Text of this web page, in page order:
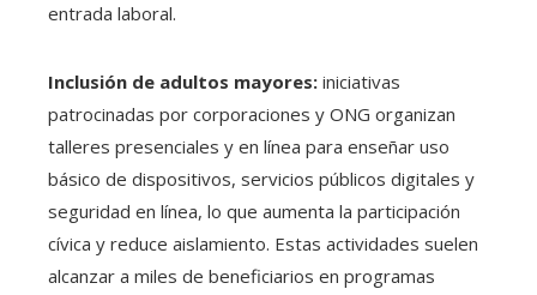
entrada laboral.
Inclusión de adultos mayores: iniciativas
patrocinadas por corporaciones y ONG organizan
talleres presenciales y en línea para enseñar uso
básico de dispositivos, servicios públicos digitales y
seguridad en línea, lo que aumenta la participación
cívica y reduce aislamiento. Estas actividades suelen
alcanzar a miles de beneficiarios en programas